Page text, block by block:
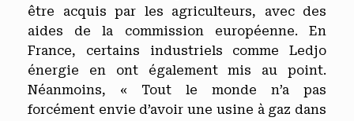
être acquis par les agriculteurs, avec des
aides de la commission européenne. En
France, certains industriels comme Ledjo
énergie en ont également mis au point.
Néanmoins, « Tout le monde n’a pas
forcément envie d’avoir une usine à gaz dans